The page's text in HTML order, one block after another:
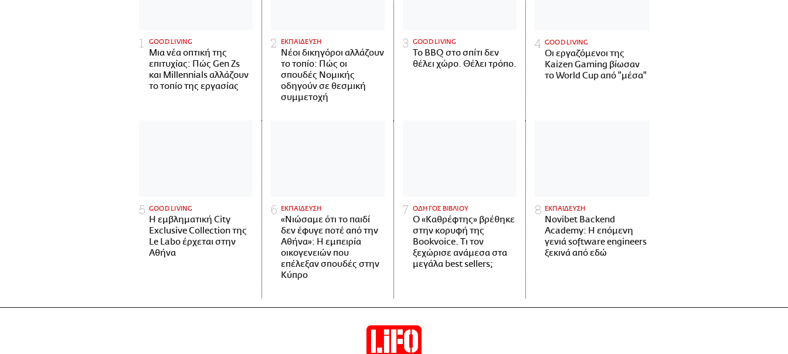
GOOD LIVING
Μια νέα οπτική της
επιτυχίας: Πώς Gen Zs
και Millennials αλλάζουν
το τοπίο της εργασίας
ΕΚΠΑΙΔΕΥΣΗ
Νέοι δικηγόροι αλλάζουν
το τοπίο: Πώς οι
σπουδές Νομικής
οδηγούν σε θεσμική
συμμετοχή
GOOD LIVING
Το BBQ στο σπίτι δεν
θέλει χώρο. Θέλει τρόπο.
GOOD LIVING
Οι εργαζόμενοι της
Kaizen Gaming βίωσαν
το World Cup από "μέσα"
GOOD LIVING
Η εμβληματική City
Exclusive Collection της
Le Labo έρχεται στην
Αθήνα
ΕΚΠΑΙΔΕΥΣΗ
«Νιώσαμε ότι το παιδί
δεν έφυγε ποτέ από την
Αθήνα»: Η εμπειρία
οικογενειών που
επέλεξαν σπουδές στην
Κύπρο
ΟΔΗΓΟΣ ΒΙΒΛΙΟΥ
Ο «Καθρέφτης» βρέθηκε
στην κορυφή της
Bookvoice. Τι τον
ξεχώρισε ανάμεσα στα
μεγάλα best sellers;
ΕΚΠΑΙΔΕΥΣΗ
Novibet Backend
Academy: Η επόμενη
γενιά software engineers
ξεκινά από εδώ